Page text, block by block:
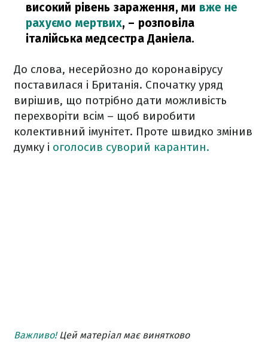
високий рівень зараження, ми вже не
рахуємо мертвих, – розповіла
італійська медсестра Даніела.
До слова, несерйозно до коронавірусу
поставилася і Британія. Спочатку уряд
вирішив, що потрібно дати можливість
перехворіти всім – щоб виробити
колективний імунітет. Проте швидко змінив
думку і оголосив суворий карантин.
Важливо!Цей матеріал має винятково